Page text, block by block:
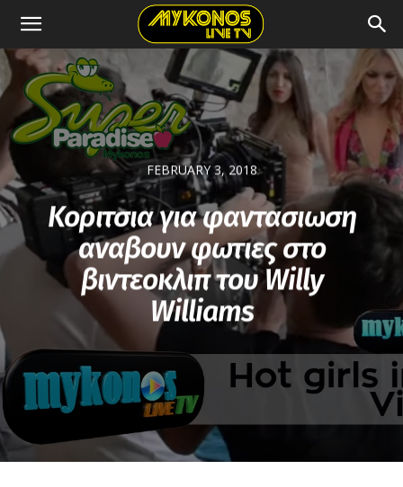
FEBRUARY 3, 2018
Κοριτσια για φαντασιωση
αναβουν φωτιες στο
βιντεοκλιπ του Willy
Williams